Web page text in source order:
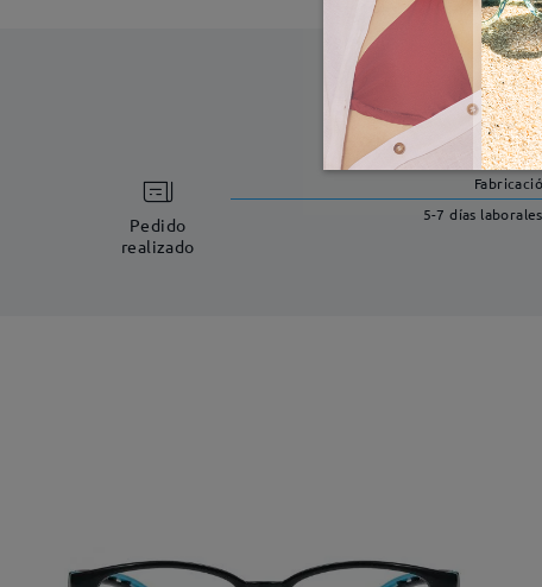
Pedido
realizado
5-7 días laborales